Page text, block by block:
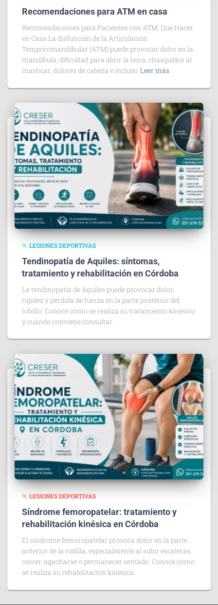
Recomendaciones para ATM en casa
Recomendaciones para Pacientes con ATM: Qué Hacer
en Casa La disfunción de la Articulación
Temporomandibular (ATM) puede provocar dolor en la
mandíbula, dificultad para abrir la boca, chasquidos al
masticar, dolores de cabeza e incluso Leer más
🏃 LESIONES DEPORTIVAS
Tendinopatía de Aquiles: síntomas,
tratamiento y rehabilitación en Córdoba
La tendinopatía de Aquiles puede provocar dolor,
rigidez y pérdida de fuerza en la parte posterior del
tobillo. Conocé cómo se realiza su tratamiento kinésico
y cuándo conviene consultar.
🏃 LESIONES DEPORTIVAS
Síndrome femoropatelar: tratamiento y
rehabilitación kinésica en Córdoba
El síndrome femoropatelar provoca dolor en la parte
anterior de la rodilla, especialmente al subir escaleras,
correr, agacharse o permanecer sentado. Conocé cómo
se realiza su rehabilitación kinésica.